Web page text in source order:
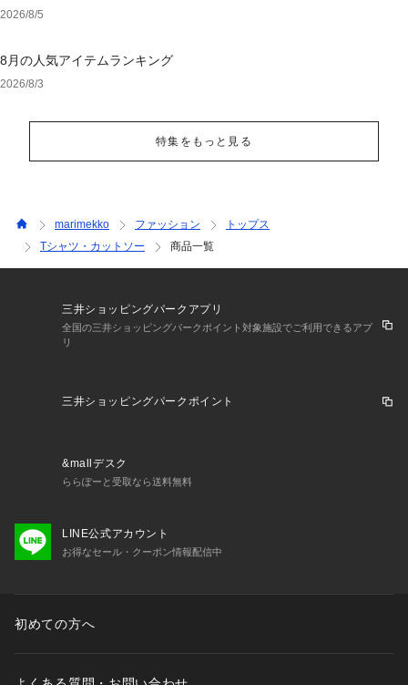
ェア
2026/8/5
8月の人気アイテムランキング
2026/8/3
特集をもっと見る
marimekko ファッション
トップス
Tシャツ・カットソー
商品一覧
三井ショッピングパークアプリ
全国の三井ショッピングパークポイント対象施設でご利用できるアプ
リ
三井ショッピングパークポイント
&mallデスク
ららぽーと受取なら送料無料
LINE公式アカウント
お得なセール・クーポン情報配信中
初めての方へ